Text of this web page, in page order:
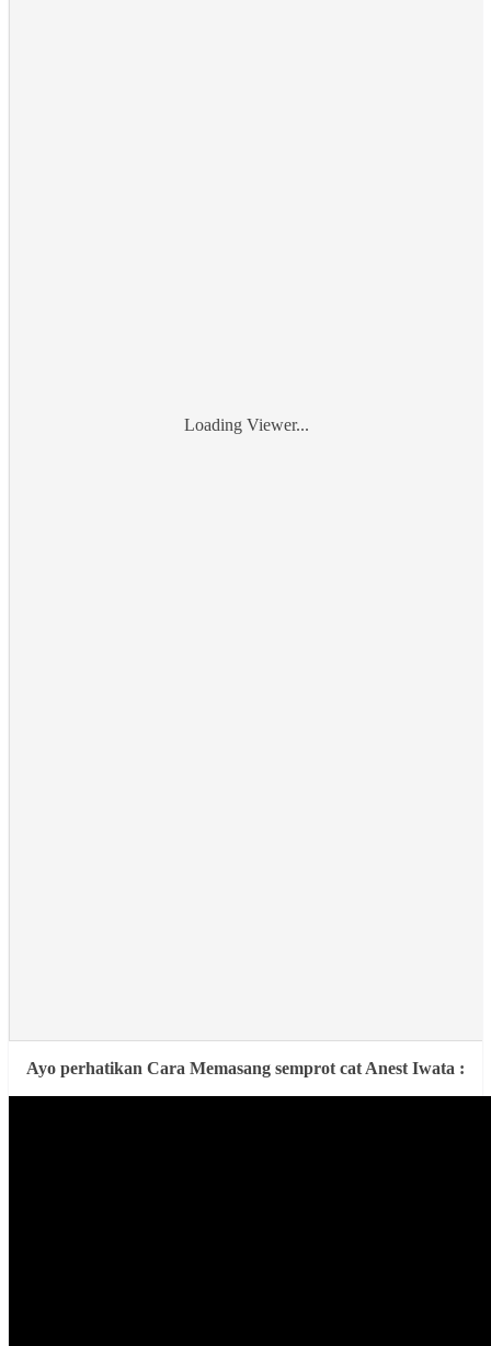
Loading Viewer...
Ayo perhatikan Cara Memasang semprot cat Anest Iwata :